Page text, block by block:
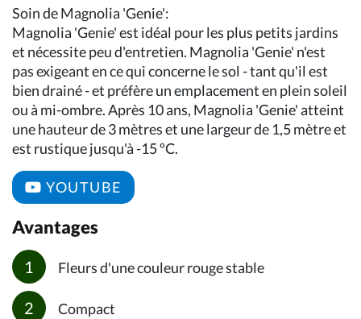
Soin de Magnolia 'Genie':
Magnolia 'Genie' est idéal pour les plus petits jardins
et nécessite peu d'entretien. Magnolia 'Genie' n'est
pas exigeant en ce qui concerne le sol - tant qu'il est
bien drainé - et préfère un emplacement en plein soleil
ou à mi-ombre. Après 10 ans, Magnolia 'Genie' atteint
une hauteur de 3 mètres et une largeur de 1,5 mètre et
est rustique jusqu'à -15 ºC.
YOUTUBE
Avantages
Fleurs d'une couleur rouge stable
Compact